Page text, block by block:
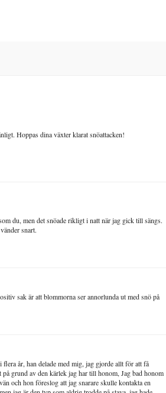
Hoppas dina växter klarat snöattacken!
du, men det snöade rikligt i natt när jag gick till sängs.
snart.
sak är att blommorna ser annorlunda ut med snö på
år, han delade med mig, jag gjorde allt för att få
grund av den kärlek jag har till honom, Jag bad honom
och hon föreslog att jag snarare skulle kontakta en